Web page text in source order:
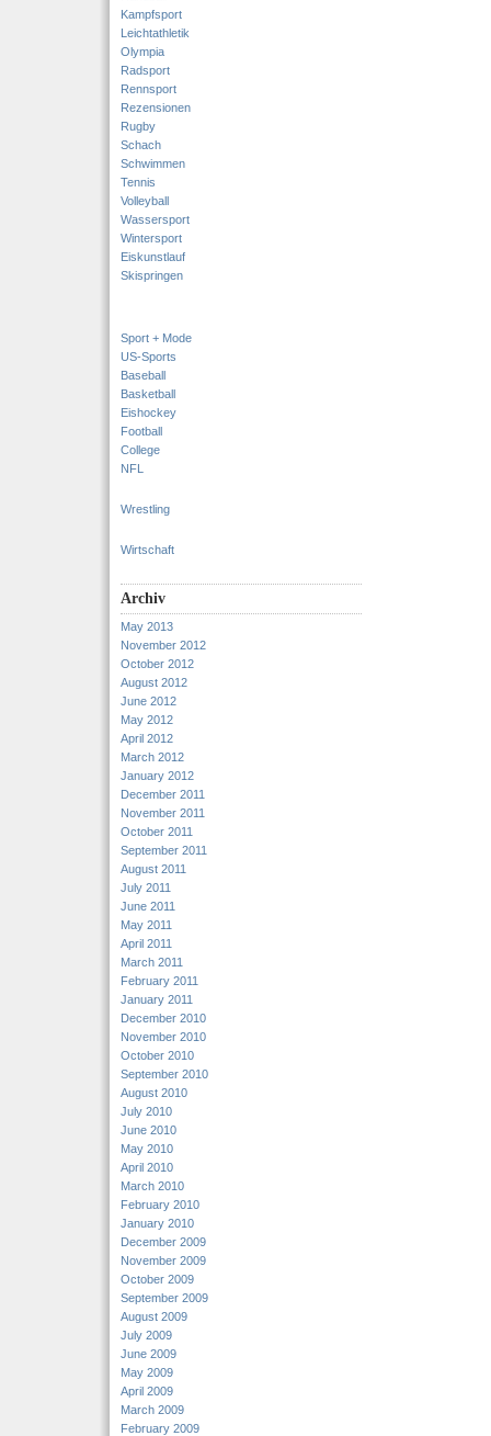
Kampfsport
Leichtathletik
Olympia
Radsport
Rennsport
Rezensionen
Rugby
Schach
Schwimmen
Tennis
Volleyball
Wassersport
Wintersport
Eiskunstlauf
Skispringen
Sport + Mode
US-Sports
Baseball
Basketball
Eishockey
Football
College
NFL
Wrestling
Wirtschaft
Archiv
May 2013
November 2012
October 2012
August 2012
June 2012
May 2012
April 2012
March 2012
January 2012
December 2011
November 2011
October 2011
September 2011
August 2011
July 2011
June 2011
May 2011
April 2011
March 2011
February 2011
January 2011
December 2010
November 2010
October 2010
September 2010
August 2010
July 2010
June 2010
May 2010
April 2010
March 2010
February 2010
January 2010
December 2009
November 2009
October 2009
September 2009
August 2009
July 2009
June 2009
May 2009
April 2009
March 2009
February 2009